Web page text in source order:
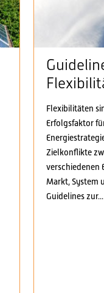
Flexibilitäten
Erfolgsfaktor
Zielkonflikte
verschiedenen
Markt, System
Guidelines zur...